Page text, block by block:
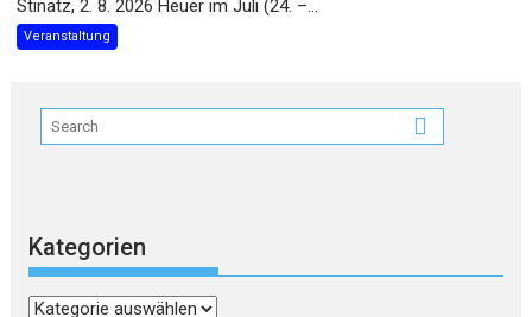
Stinatz, 2. 8. 2026 Heuer im Juli (24. –...
Veranstaltung
Kategorien
Kategorien